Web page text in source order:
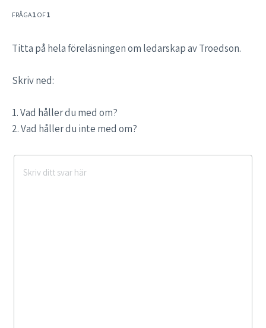
FRÅGA1 OF1
Titta på hela föreläsningen om ledarskap av Troedson.
Skriv ned:
1. Vad håller du med om?
2. Vad håller du inte med om?